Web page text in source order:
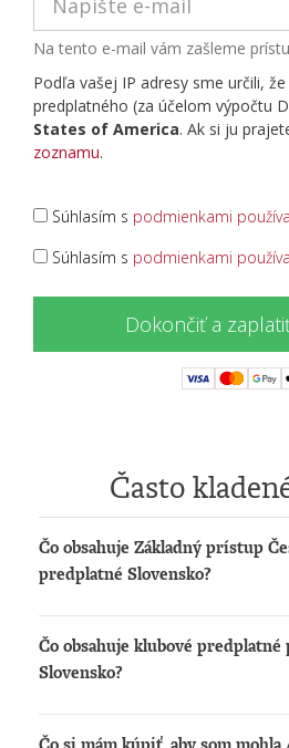
Na tento e-mail vám zašleme
Podľa vašej IP adresy sme určili,
predplatného (za účelom výpočtu
States of America. Ak si ju
zoznamu.
Súhlasím s podmienkami
Súhlasím s podmienkami
Dokončiť a
Často
Čo obsahuje Základný prístup
predplatné Slovensko?
Získate možnosť:
čítať články na
www.dennikn.sk
Čo obsahuje klubové predplatné
Slovensko?
Získate: